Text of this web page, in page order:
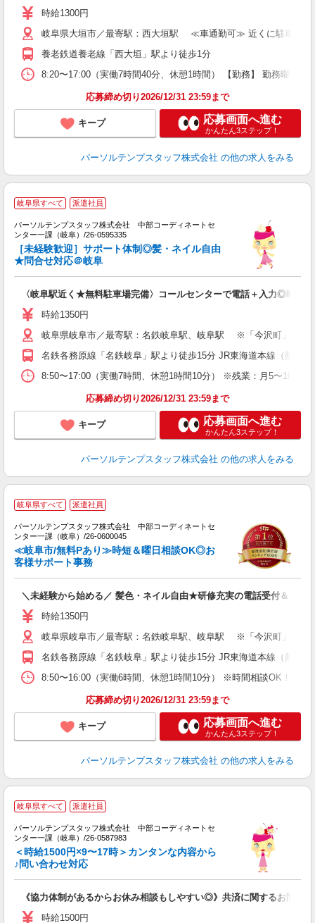
時給1300円
岐阜県大垣市／最寄駅：西大垣駅 ≪車通勤可≫ 近くに駐車場あ
養老鉄道養老線「西大垣」駅より徒歩1分
8:20〜17:00（実働7時間40分、休憩1時間） 【勤務】 勤務曜日
応募締め切り2026/12/31 23:59まで
キープ 応募画面へ進む
かんたん3ステップ！
パーソルテンプスタッフ株式会社 の他の求人をみる
岐阜県すべて 派遣社員
パーソルテンプスタッフ株式会社 中部コーディネートセ
ンター一課（岐阜）/26-0595335
［未経験歓迎］サポート体制◎髪・ネイル自由
★問合せ対応＠岐阜
〈岐阜駅近く★無料駐車場完備〉コールセンターで電話＋入力◎時給
時給1350円
岐阜県岐阜市／最寄駅：名鉄岐阜駅、岐阜駅 ※「今沢町」「
名鉄各務原線「名鉄岐阜」駅より徒歩15分 JR東海道本線（熱海
8:50〜17:00（実働7時間、休憩1時間10分） ※残業：月5〜10時
応募締め切り2026/12/31 23:59まで
キープ 応募画面へ進む
かんたん3ステップ！
パーソルテンプスタッフ株式会社 の他の求人をみる
岐阜県すべて 派遣社員
パーソルテンプスタッフ株式会社 中部コーディネートセ
ンター一課（岐阜）/26-0600045
≪岐阜市/無料Pあり≫時短＆曜日相談OK◎お
客様サポート事務
＼未経験から始める／ 髪色・ネイル自由★研修充実の電話受付＆入力
時給1350円
岐阜県岐阜市／最寄駅：名鉄岐阜駅、岐阜駅 ※「今沢町」「
名鉄各務原線「名鉄岐阜」駅より徒歩15分 JR東海道本線（熱海
8:50〜16:00（実働6時間、休憩1時間10分） ※時間相談OK！
応募締め切り2026/12/31 23:59まで
キープ 応募画面へ進む
かんたん3ステップ！
パーソルテンプスタッフ株式会社 の他の求人をみる
岐阜県すべて 派遣社員
パーソルテンプスタッフ株式会社 中部コーディネートセ
ンター一課（岐阜）/26-0587983
＜時給1500円×9〜17時＞カンタンな内容から
♪問い合わせ対応
《協力体制があるからお休み相談もしやすい◎》共済に関するお問合
時給1500円